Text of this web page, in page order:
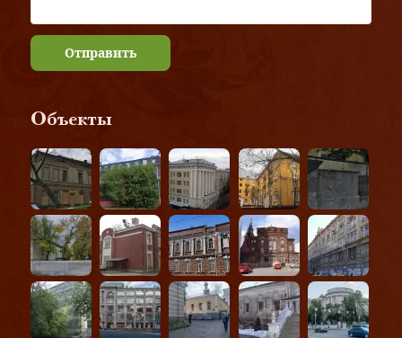
Отправить
Объекты